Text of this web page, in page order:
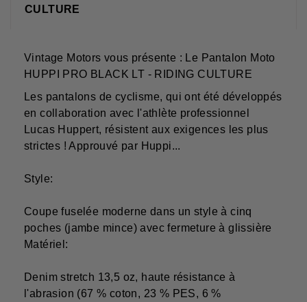
CULTURE
Vintage Motors vous présente : Le Pantalon Moto
HUPPI PRO BLACK LT - RIDING CULTURE
Les pantalons de cyclisme, qui ont été développés
en collaboration avec l'athlète professionnel
Lucas Huppert, résistent aux exigences les plus
strictes ! Approuvé par Huppi...
Style:
Coupe fuselée moderne dans un style à cinq
poches (jambe mince) avec fermeture à glissière
Matériel:
Denim stretch 13,5 oz, haute résistance à
l'abrasion (67 % coton, 23 % PES, 6 %